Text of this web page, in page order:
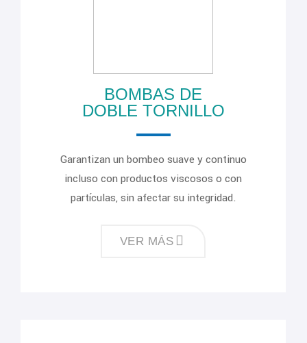
BOMBAS DE
DOBLE TORNILLO
Garantizan un bombeo suave y continuo
incluso con productos viscosos o con
partículas, sin afectar su integridad.
VER MÁS